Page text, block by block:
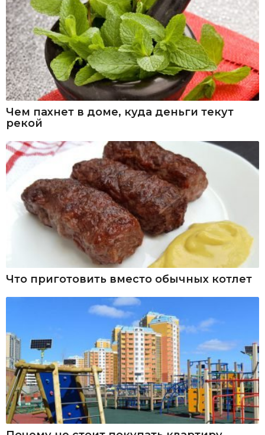
Чем пахнет в доме, куда деньги текут
рекой
Что приготовить вместо обычных котлет